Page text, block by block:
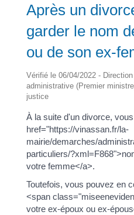
Après un
garder le nom
ou de son ex-
Vérifié le 06/04/2022 -
administrative (Premier
justice
À la suite d'un divorce,
href="https://vinassan.fr/la-
mairie/demarches/
particuliers/
votre femme</a>.
Toutefois, vous pouvez en
<span
votre ex-époux ou ex-